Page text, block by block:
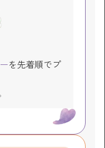
を先着順でプ